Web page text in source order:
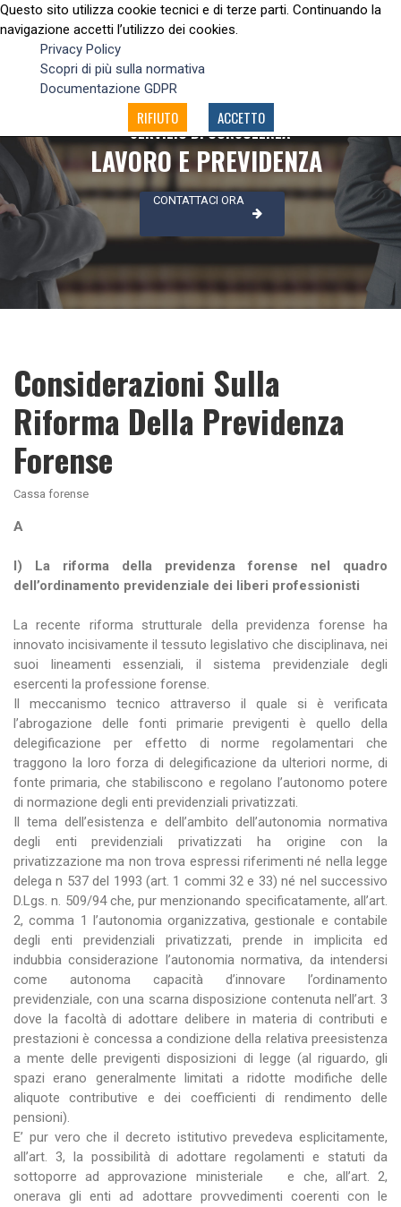
SERVIZIO DI CONSULENZA
LAVORO E PREVIDENZA
CONTATTACI ORA
Considerazioni Sulla
Riforma Della Previdenza
Forense
Cassa forense
A
I) La riforma della previdenza forense nel quadro
dell’ordinamento previdenziale dei liberi professionisti
La recente riforma strutturale della previdenza forense ha
innovato incisivamente il tessuto legislativo che disciplinava, nei
suoi lineamenti essenziali, il sistema previdenziale degli
esercenti la professione forense.
Il meccanismo tecnico attraverso il quale si è verificata
l’abrogazione delle fonti primarie previgenti è quello della
delegificazione per effetto di norme regolamentari che
traggono la loro forza di delegificazione da ulteriori norme, di
fonte primaria, che stabiliscono e regolano l’autonomo potere
di normazione degli enti previdenziali privatizzati.
Il tema dell’esistenza e dell’ambito dell’autonomia normativa
degli enti previdenziali privatizzati ha origine con la
privatizzazione ma non trova espressi riferimenti né nella legge
delega n 537 del 1993 (art. 1 commi 32 e 33) né nel successivo
D.Lgs. n. 509/94 che, pur menzionando specificatamente, all’art.
2, comma 1 l’autonomia organizzativa, gestionale e contabile
degli enti previdenziali privatizzati, prende in implicita ed
indubbia considerazione l’autonomia normativa, da intendersi
come autonoma capacità d’innovare l’ordinamento
previdenziale, con una scarna disposizione contenuta nell’art. 3
dove la facoltà di adottare delibere in materia di contributi e
prestazioni è concessa a condizione della relativa preesistenza
a mente delle previgenti disposizioni di legge (al riguardo, gli
spazi erano generalmente limitati a ridotte modifiche delle
aliquote contributive e dei coefficienti di rendimento delle
pensioni).
E’ pur vero che il decreto istitutivo prevedeva esplicitamente,
all’art. 3, la possibilità di adottare regolamenti e statuti da
sottoporre ad approvazione ministeriale e che, all’art. 2,
onerava gli enti ad adottare provvedimenti coerenti con le
Questo sito utilizza cookie tecnici e di terze parti. Continuando la
navigazione accetti l’utilizzo dei cookies.
Privacy Policy
Scopri di più sulla normativa
Documentazione GDPR
RIFIUTO ACCETTO